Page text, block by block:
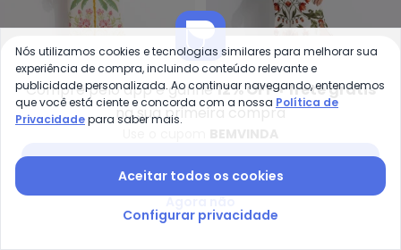
Farm - Vestido Midi sem Alça
Vestido Midi sem Alça
Floral Nusa (Bege)
R$ 338,30R$ 398,00
R$ 67,66semjuros
(Bege)
R$ 338,30R$ 398,00
ou5xdeR$ 67,66 juros
-15%
Compre pelo app e ganhe12% OFF + frete grátis
na sua primeira compra
Nós utilizamos cookies e tecnologias similares para melhorar sua
experiência de compra, incluindo conteúdo relevante e
publicidade personalizada. Ao continuar navegando, entendemos
que você está ciente e concorda com a nossa Política de
Privacidadepara saber mais.
Aceitar todos os cookies
Configurar privacidade